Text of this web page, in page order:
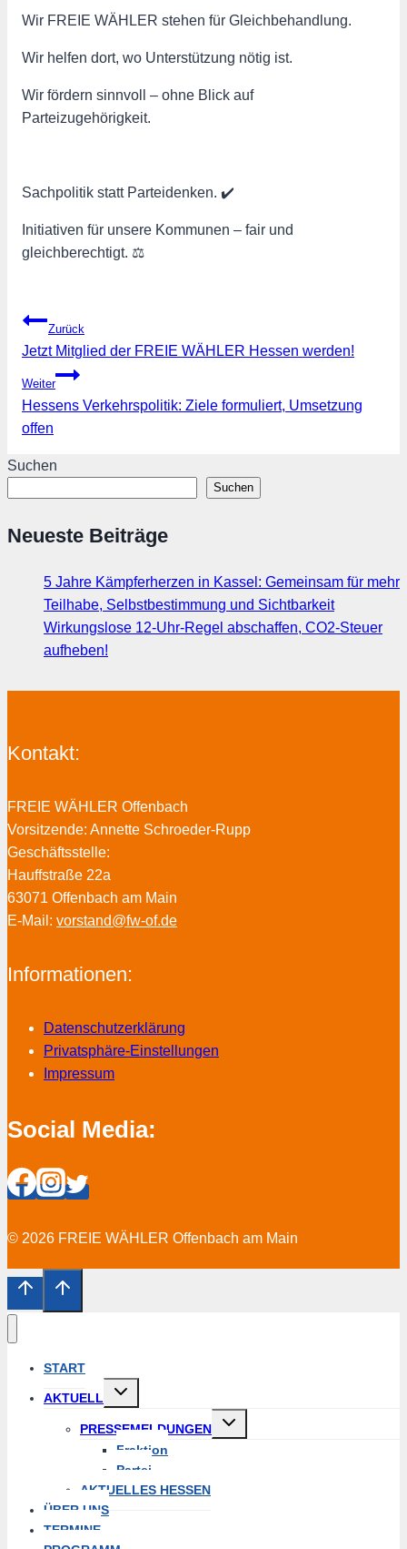
Wir FREIE WÄHLER stehen für Gleichbehandlung.
Wir helfen dort, wo Unterstützung nötig ist. ‍ ‍ ‍ ️
Wir fördern sinnvoll – ohne Blick auf
Parteizugehörigkeit.
Sachpolitik statt Parteidenken. ✔️
Initiativen für unsere Kommunen – fair und
gleichberechtigt. ⚖️
Beitragsnavigation
Zurück
Jetzt Mitglied der FREIE WÄHLER Hessen werden!
Weiter
Hessens Verkehrspolitik: Ziele formuliert, Umsetzung
offen
Suchen
Suchen
Neueste Beiträge
5 Jahre Kämpferherzen in Kassel: Gemeinsam für mehr
Teilhabe, Selbstbestimmung und Sichtbarkeit
Wirkungslose 12-Uhr-Regel abschaffen, CO2-Steuer
aufheben!
Kontakt:
FREIE WÄHLER Offenbach
Vorsitzende: Annette Schroeder-Rupp
Geschäftsstelle:
Hauffstraße 22a
63071 Offenbach am Main
E-Mail: vorstand@fw-of.de
Informationen:
Datenschutzerklärung
Privatsphäre-Einstellungen
Impressum
Social Media:
© 2026 FREIE WÄHLER Offenbach am Main
START
AKTUELL
Untermenü
PRESSEMELDUNGEN
Untermenü
Fraktion
Partei
AKTUELLES HESSEN
ÜBER UNS
TERMINE